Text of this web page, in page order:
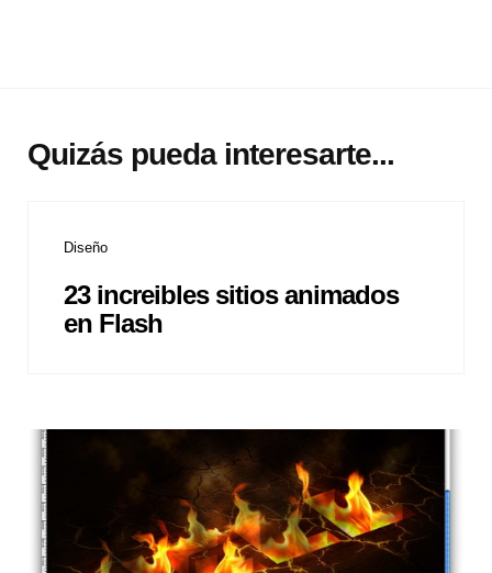
Quizás pueda interesarte...
Diseño
23 increibles sitios animados
en Flash